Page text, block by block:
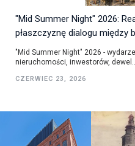
"Mid Summer Night" 2026:
płaszczyznę dialogu między
"Mid Summer Night" 2026 -
nieruchomości, inwestorów,
CZERWIEC 23, 2026